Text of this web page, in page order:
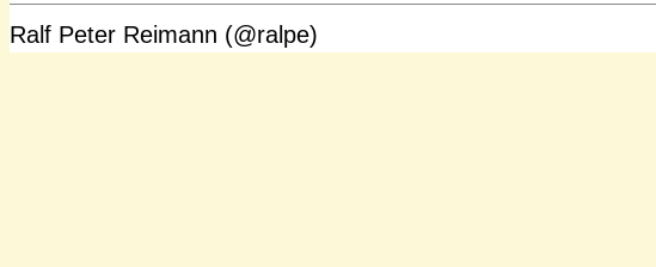
Ralf Peter Reimann (@ralpe)